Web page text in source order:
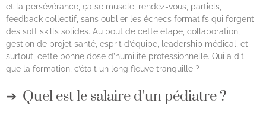
et la persévérance, ça se muscle, rendez-vous, partiels,
feedback collectif, sans oublier les échecs formatifs qui forgent
des soft skills solides. Au bout de cette étape, collaboration,
gestion de projet santé, esprit d’équipe, leadership médical, et
surtout, cette bonne dose d’humilité professionnelle. Qui a dit
que la formation, c’était un long fleuve tranquille ?
Quel est le salaire d’un pédiatre ?